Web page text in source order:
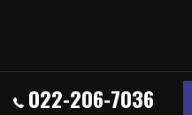
022-206-7036